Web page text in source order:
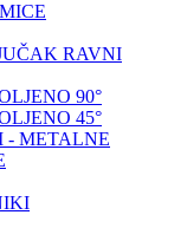
RAVNI
90°
45°
- METALNE